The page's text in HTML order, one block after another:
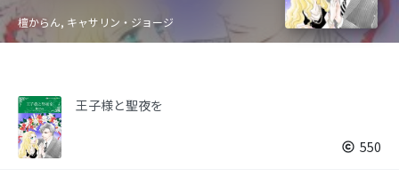
檀からん, キャサリン・ジョージ
王子様と聖夜を
550